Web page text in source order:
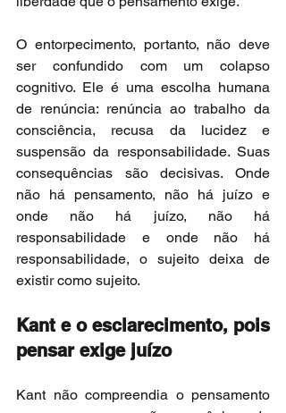
O entorpecimento, portanto, não deve
ser confundido com um colapso
cognitivo. Ele é uma escolha humana
de renúncia: renúncia ao trabalho da
consciência, recusa da lucidez e
suspensão da responsabilidade. Suas
consequências são decisivas. Onde
não há pensamento, não há juízo e
onde não há juízo, não há
responsabilidade e onde não há
responsabilidade, o sujeito deixa de
existir como sujeito.
Kant e o esclarecimento, pois
pensar exige juízo
Kant não compreendia o pensamento